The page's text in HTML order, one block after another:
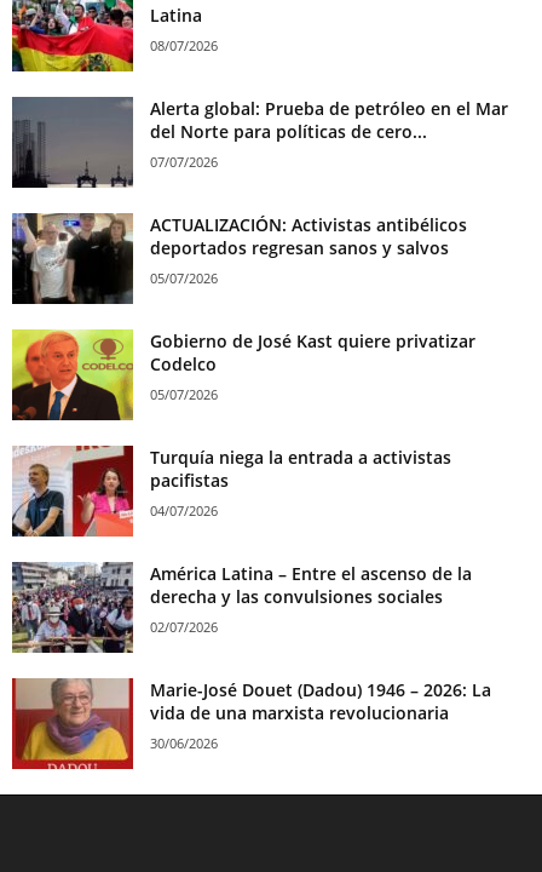
Latina
08/07/2026
Alerta global: Prueba de petróleo en el Mar
del Norte para políticas de cero...
07/07/2026
ACTUALIZACIÓN: Activistas antibélicos
deportados regresan sanos y salvos
05/07/2026
Gobierno de José Kast quiere privatizar
Codelco
05/07/2026
Turquía niega la entrada a activistas
pacifistas
04/07/2026
América Latina – Entre el ascenso de la
derecha y las convulsiones sociales
02/07/2026
Marie-José Douet (Dadou) 1946 – 2026: La
vida de una marxista revolucionaria
30/06/2026